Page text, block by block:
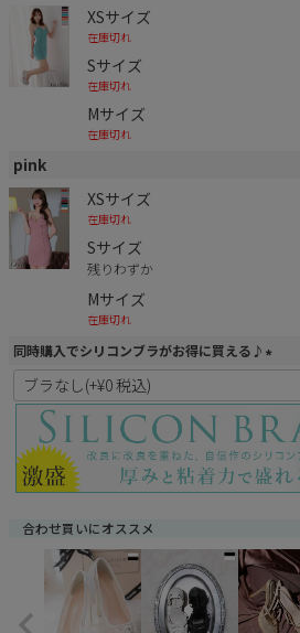
XSサイズ
在庫切れ
Sサイズ
在庫切れ
Mサイズ
在庫切れ
pink
XSサイズ
在庫切れ
Sサイズ
残りわずか
Mサイズ
在庫切れ
同時購入でシリコンブラがお得に買える♪
(
須
)
合わせ買いにオススメ